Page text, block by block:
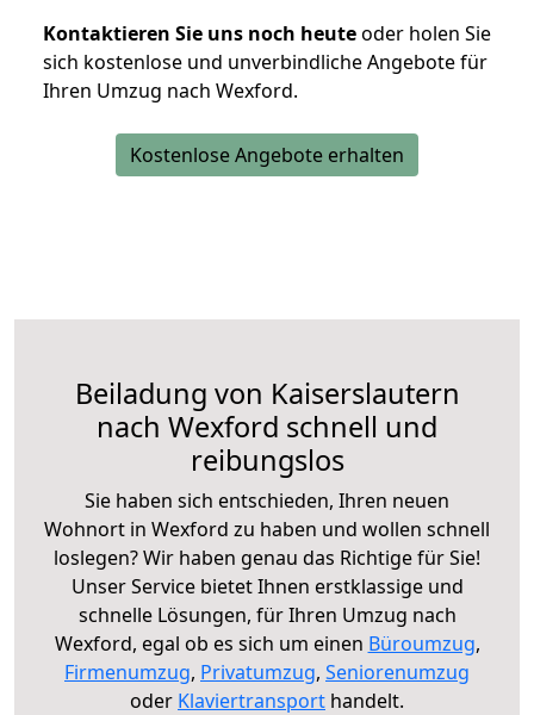
Kontaktieren Sie uns noch heuteoder holen Sie
sich kostenlose und unverbindliche Angebote für
Ihren Umzug nach Wexford.
Kostenlose Angebote erhalten
Beiladung von Kaiserslautern
nach Wexford schnell und
reibungslos
Sie haben sich entschieden, Ihren neuen
Wohnort in Wexford zu haben und wollen schnell
loslegen? Wir haben genau das Richtige für Sie!
Unser Service bietet Ihnen erstklassige und
schnelle Lösungen, für Ihren Umzug nach
Wexford, egal ob es sich um einen Büroumzug,
Firmenumzug, Privatumzug, Seniorenumzug
oder Klaviertransport handelt.